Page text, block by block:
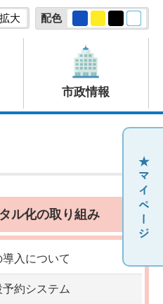
拡大 配色
市政情報
ル化の取り組み
入について
約システム